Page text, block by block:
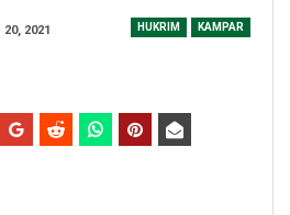
HUKRIM KAMPAR
2021